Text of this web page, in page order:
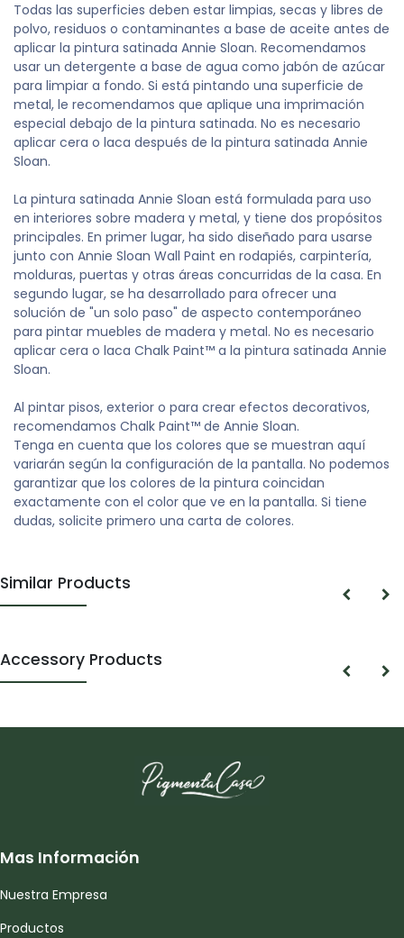
Todas las superficies deben estar limpias, secas y libres de
polvo, residuos o contaminantes a base de aceite antes de
aplicar la pintura satinada Annie Sloan. Recomendamos
usar un detergente a base de agua como jabón de azúcar
para limpiar a fondo. Si está pintando una superficie de
metal, le recomendamos que aplique una imprimación
especial debajo de la pintura satinada. No es necesario
aplicar cera o laca después de la pintura satinada Annie
Sloan.
La pintura satinada Annie Sloan está formulada para uso
en interiores sobre madera y metal, y tiene dos propósitos
principales. En primer lugar, ha sido diseñado para usarse
junto con Annie Sloan Wall Paint en rodapiés, carpintería,
molduras, puertas y otras áreas concurridas de la casa. En
segundo lugar, se ha desarrollado para ofrecer una
solución de "un solo paso" de aspecto contemporáneo
para pintar muebles de madera y metal. No es necesario
aplicar cera o laca Chalk Paint™ a la pintura satinada Annie
Sloan.
Al pintar pisos, exterior o para crear efectos decorativos,
recomendamos Chalk Paint™ de Annie Sloan.
Tenga en cuenta que los colores que se muestran aquí
variarán según la configuración de la pantalla. No podemos
garantizar que los colores de la pintura coincidan
exactamente con el color que ve en la pantalla. Si tiene
dudas, solicite primero una carta de colores.
Similar Products
Accessory Products
Mas Información
Nuestra Empresa
Productos